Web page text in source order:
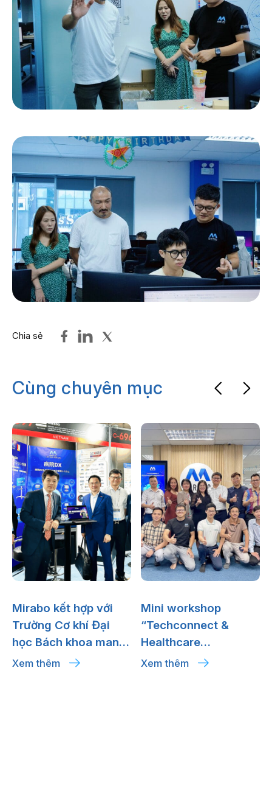
Chia sẻ
Cùng chuyên mục
Mirabo kết hợp với
Trường Cơ khí Đại
học Bách khoa mang
Robot phục hồi chức
Xem thêm
Mini workshop
“Techconnect &
Healthcare
innovation”
Xem thêm